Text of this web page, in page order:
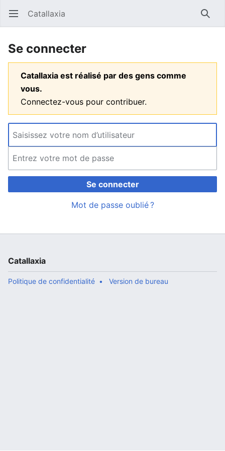
Ouvrir le menu principal Catallaxia
Se connecter
Catallaxia est réalisé par des gens comme
vous.
Connectez-vous pour contribuer.
Se connecter
Mot de passe oublié ?
Catallaxia
Politique de confidentialité Version de bureau